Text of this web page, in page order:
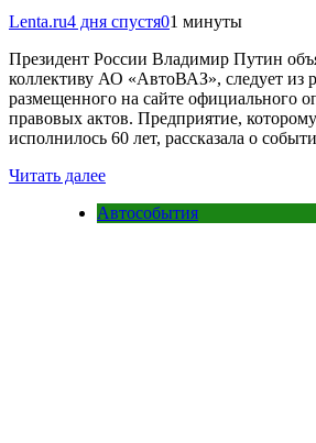
Lenta.ru4 дня спустя01 минуты
Президент России Владимир Путин
коллективу АО «АвтоВАЗ», следует из
размещенного на сайте официального
правовых актов. Предприятие,
исполнилось 60 лет, рассказала о
Читать далее
Автособытия